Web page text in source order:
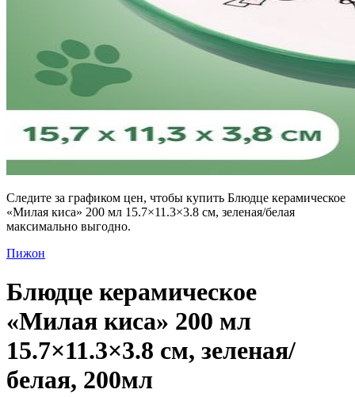
Следите за графиком цен, чтобы купить Блюдце керамическое
«Милая киса» 200 мл 15.7×11.3×3.8 см, зеленая/белая
максимально выгодно.
Пижон
Блюдце керамическое
«Милая киса» 200 мл
15.7×11.3×3.8 см, зеленая/
белая, 200мл